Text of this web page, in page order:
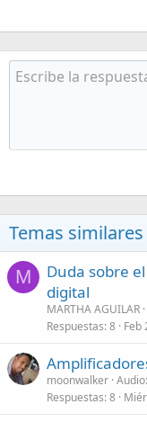
Temas similares
M
Duda sobre
digital
MARTHA AGUILAR
Respuestas 8 Feb
moonwalker
Respuestas 8